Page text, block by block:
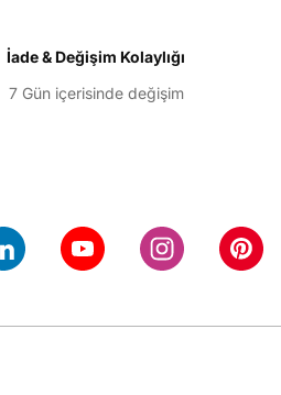
İade & Değişim Kolaylığı
7 Gün içerisinde değişim